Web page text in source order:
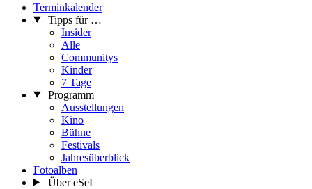
Terminkalender
Tipps für …
Insider
Alle
Communitys
Kinder
7 Tage
Programm
Ausstellungen
Kino
Bühne
Festivals
Jahresüberblick
Fotoalben
Über eSeL